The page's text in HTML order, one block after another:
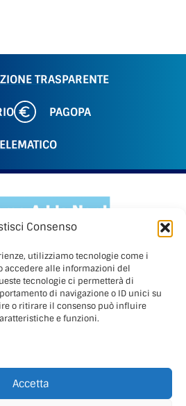
Consenso
utilizziamo tecnologie come i
accedere alle informazioni del
tecnologie ci permetterà di
di navigazione o ID unici su
o ritirare il consenso può influire
e funzioni.
Accetta
TRASPARENTE
PAGOPA